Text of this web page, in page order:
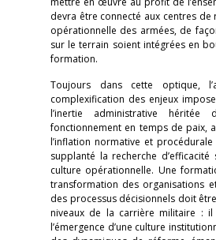
devra être connecté aux centres de
opérationnelle des armées, de
sur le terrain soient intégrées en
formation.
Toujours dans cette optique,
complexification des enjeux
l’inertie administrative héritée
fonctionnement en temps de paix,
l’inflation normative et
supplanté la recherche
culture opérationnelle. Une
transformation des organisations
des processus décisionnels doit
niveaux de la carrière militaire : il
l’émergence d’une culture